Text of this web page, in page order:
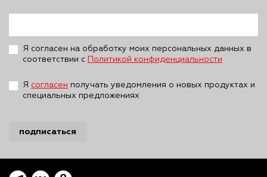
Я согласен на обработку моих персональных данных в
соответствии с
Политикой конфиденциальности
Я согласен получать уведомления о новых продуктах и
специальных предложениях
подписаться